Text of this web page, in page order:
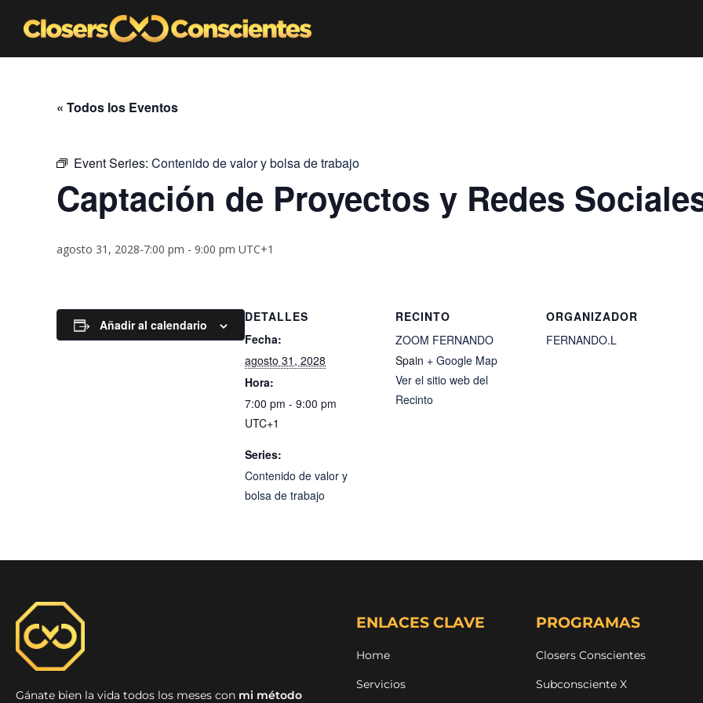
« Todos los Eventos
Event Series: Contenido de valor y bolsa de trabajo
Captación de Proyectos y Redes
agosto 31, 2028-7:00 pm - 9:00 pm UTC+1
Añadir al calendario
DETALLES
Fecha:
agosto 31, 2028
Hora:
7:00 pm - 9:00 pm
UTC+1
Series:
Contenido de valor y
bolsa de trabajo
RECINTO
ZOOM FERNANDO
Spain + Google Map
Ver el sitio web del
Recinto
ORGANIZADOR
FERNANDO.L
Gánate bien la vida todos los meses con mi método
ENLACES CLAVE
Home
Servicios
PROGRAMAS
Closers Conscientes
Subconsciente X